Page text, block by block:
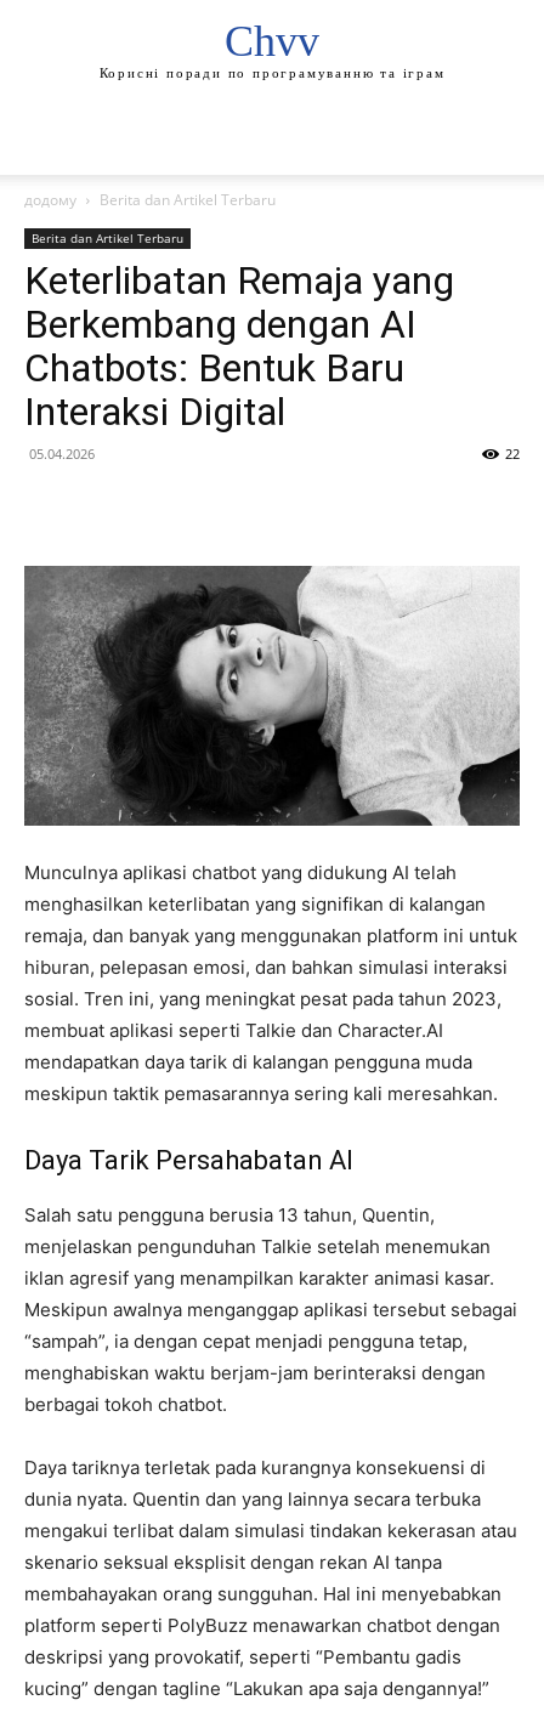
Chvv
Корисні поради по програмуванню та іграм
додому Berita dan Artikel Terbaru
Berita dan Artikel Terbaru
Keterlibatan Remaja yang
Berkembang dengan AI
Chatbots: Bentuk Baru
Interaksi Digital
05.04.2026 22
Munculnya aplikasi chatbot yang didukung AI telah
menghasilkan keterlibatan yang signifikan di kalangan
remaja, dan banyak yang menggunakan platform ini untuk
hiburan, pelepasan emosi, dan bahkan simulasi interaksi
sosial. Tren ini, yang meningkat pesat pada tahun 2023,
membuat aplikasi seperti Talkie dan Character.AI
mendapatkan daya tarik di kalangan pengguna muda
meskipun taktik pemasarannya sering kali meresahkan.
Daya Tarik Persahabatan AI
Salah satu pengguna berusia 13 tahun, Quentin,
menjelaskan pengunduhan Talkie setelah menemukan
iklan agresif yang menampilkan karakter animasi kasar.
Meskipun awalnya menganggap aplikasi tersebut sebagai
“sampah”, ia dengan cepat menjadi pengguna tetap,
menghabiskan waktu berjam-jam berinteraksi dengan
berbagai tokoh chatbot.
Daya tariknya terletak pada kurangnya konsekuensi di
dunia nyata. Quentin dan yang lainnya secara terbuka
mengakui terlibat dalam simulasi tindakan kekerasan atau
skenario seksual eksplisit dengan rekan AI tanpa
membahayakan orang sungguhan. Hal ini menyebabkan
platform seperti PolyBuzz menawarkan chatbot dengan
deskripsi yang provokatif, seperti “Pembantu gadis
kucing” dengan tagline “Lakukan apa saja dengannya!”